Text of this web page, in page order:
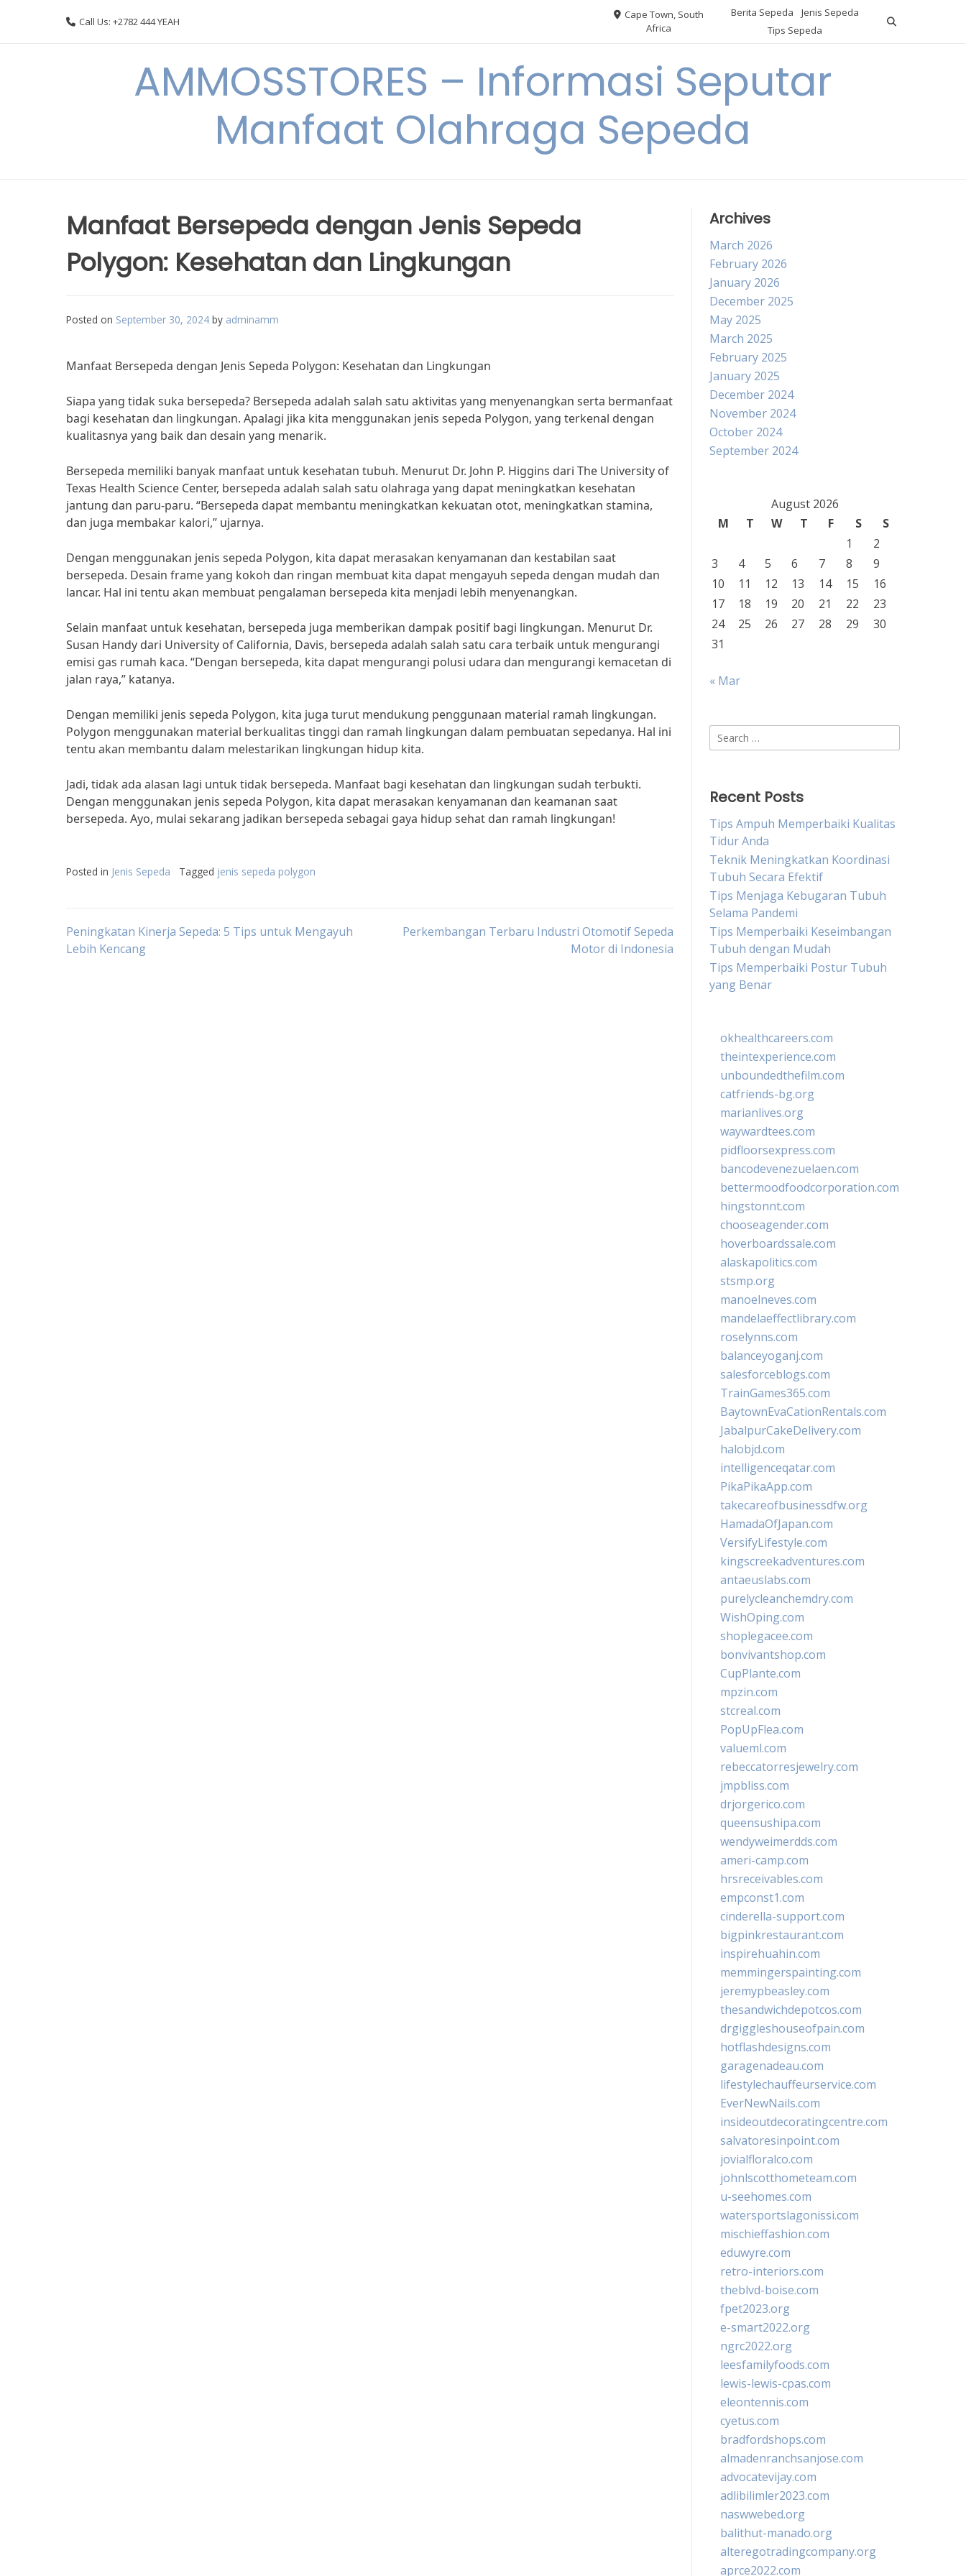
Call Us: +2782 444 YEAH
Cape Town, South
Africa
Berita Sepeda
Jenis Sepeda
Tips Sepeda
AMMOSSTORES – Informasi Seputar
Manfaat Olahraga Sepeda
Manfaat Bersepeda dengan Jenis Sepeda
Polygon: Kesehatan dan Lingkungan
Posted on September 30, 2024 by adminamm
Manfaat Bersepeda dengan Jenis Sepeda Polygon: Kesehatan dan Lingkungan
Siapa yang tidak suka bersepeda? Bersepeda adalah salah satu aktivitas yang menyenangkan serta bermanfaat
bagi kesehatan dan lingkungan. Apalagi jika kita menggunakan jenis sepeda Polygon, yang terkenal dengan
kualitasnya yang baik dan desain yang menarik.
Bersepeda memiliki banyak manfaat untuk kesehatan tubuh. Menurut Dr. John P. Higgins dari The University of
Texas Health Science Center, bersepeda adalah salah satu olahraga yang dapat meningkatkan kesehatan
jantung dan paru-paru. “Bersepeda dapat membantu meningkatkan kekuatan otot, meningkatkan stamina,
dan juga membakar kalori,” ujarnya.
Dengan menggunakan jenis sepeda Polygon, kita dapat merasakan kenyamanan dan kestabilan saat
bersepeda. Desain frame yang kokoh dan ringan membuat kita dapat mengayuh sepeda dengan mudah dan
lancar. Hal ini tentu akan membuat pengalaman bersepeda kita menjadi lebih menyenangkan.
Selain manfaat untuk kesehatan, bersepeda juga memberikan dampak positif bagi lingkungan. Menurut Dr.
Susan Handy dari University of California, Davis, bersepeda adalah salah satu cara terbaik untuk mengurangi
emisi gas rumah kaca. “Dengan bersepeda, kita dapat mengurangi polusi udara dan mengurangi kemacetan di
jalan raya,” katanya.
Dengan memiliki jenis sepeda Polygon, kita juga turut mendukung penggunaan material ramah lingkungan.
Polygon menggunakan material berkualitas tinggi dan ramah lingkungan dalam pembuatan sepedanya. Hal ini
tentu akan membantu dalam melestarikan lingkungan hidup kita.
Jadi, tidak ada alasan lagi untuk tidak bersepeda. Manfaat bagi kesehatan dan lingkungan sudah terbukti.
Dengan menggunakan jenis sepeda Polygon, kita dapat merasakan kenyamanan dan keamanan saat
bersepeda. Ayo, mulai sekarang jadikan bersepeda sebagai gaya hidup sehat dan ramah lingkungan!
Posted in Jenis Sepeda Tagged jenis sepeda polygon
Post
Peningkatan Kinerja Sepeda: 5 Tips untuk Mengayuh
Lebih Kencang
Perkembangan Terbaru Industri Otomotif Sepeda
Motor di Indonesia
Archives
March 2026
February 2026
January 2026
December 2025
May 2025
March 2025
February 2025
January 2025
December 2024
November 2024
October 2024
September 2024
August 2026
M
T W T F S
S
1
2
3
4 5 6 7 8
9
10
11 12 13 14 15
16
17
18 19 20 21 22
23
24
25 26 27 28 29
30
31
« Mar
Search
for:
Recent Posts
Tips Ampuh Memperbaiki Kualitas
Tidur Anda
Teknik Meningkatkan Koordinasi
Tubuh Secara Efektif
Tips Menjaga Kebugaran Tubuh
Selama Pandemi
Tips Memperbaiki Keseimbangan
Tubuh dengan Mudah
Tips Memperbaiki Postur Tubuh
yang Benar
okhealthcareers.com
theintexperience.com
unboundedthefilm.com
catfriends-bg.org
marianlives.org
waywardtees.com
pidfloorsexpress.com
bancodevenezuelaen.com
bettermoodfoodcorporation.com
hingstonnt.com
chooseagender.com
hoverboardssale.com
alaskapolitics.com
stsmp.org
manoelneves.com
mandelaeffectlibrary.com
roselynns.com
balanceyoganj.com
salesforceblogs.com
TrainGames365.com
BaytownEvaCationRentals.com
JabalpurCakeDelivery.com
halobjd.com
intelligenceqatar.com
PikaPikaApp.com
takecareofbusinessdfw.org
HamadaOfJapan.com
VersifyLifestyle.com
kingscreekadventures.com
antaeuslabs.com
purelycleanchemdry.com
WishOping.com
shoplegacee.com
bonvivantshop.com
CupPlante.com
mpzin.com
stcreal.com
PopUpFlea.com
valueml.com
rebeccatorresjewelry.com
jmpbliss.com
drjorgerico.com
queensushipa.com
wendyweimerdds.com
ameri-camp.com
hrsreceivables.com
empconst1.com
cinderella-support.com
bigpinkrestaurant.com
inspirehuahin.com
memmingerspainting.com
jeremypbeasley.com
thesandwichdepotcos.com
drgiggleshouseofpain.com
hotflashdesigns.com
garagenadeau.com
lifestylechauffeurservice.com
EverNewNails.com
insideoutdecoratingcentre.com
salvatoresinpoint.com
jovialfloralco.com
johnlscotthometeam.com
u-seehomes.com
watersportslagonissi.com
mischieffashion.com
eduwyre.com
retro-interiors.com
theblvd-boise.com
fpet2023.org
e-smart2022.org
ngrc2022.org
leesfamilyfoods.com
lewis-lewis-cpas.com
eleontennis.com
cyetus.com
bradfordshops.com
almadenranchsanjose.com
advocatevijay.com
adlibilimler2023.com
naswwebed.org
balithut-manado.org
alteregotradingcompany.org
aprce2022.com